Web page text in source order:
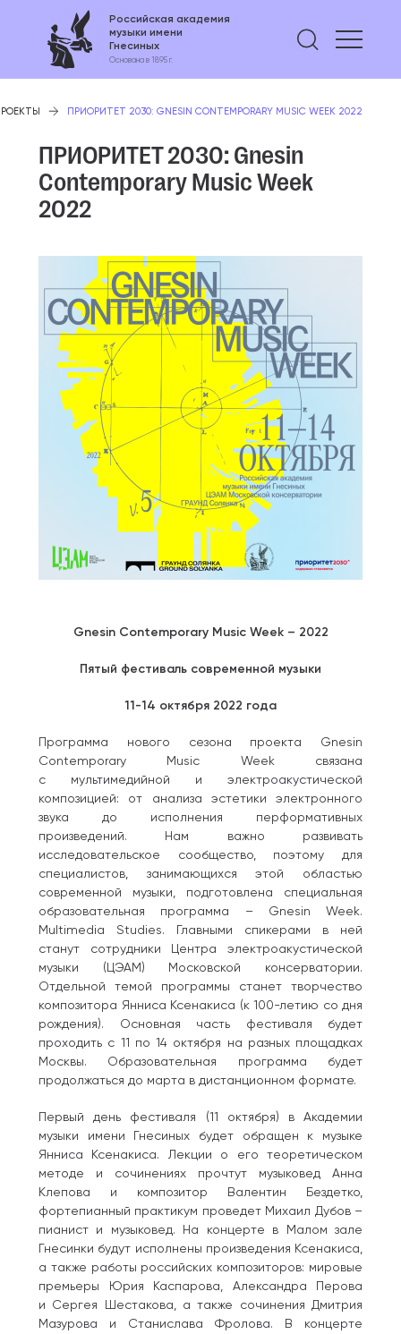
Российская академия
музыки имени
Гнесиных
Основана в 1895 г.
Найти
ПРИОРИТЕТ 2030: GNESIN CONTEMPORARY MUSIC WEEK 2022
ПРИОРИТЕТ 2030: Gnesin
Contemporary Music Week
2022
Gnesin Contemporary Music Week – 2022
Пятый фестиваль современной музыки
11-14 октября 2022 года
Программа нового сезона проекта Gnesin
Contemporary Music Week связана
с мультимедийной и электроакустической
композицией: от анализа эстетики электронного
звука до исполнения перформативных
произведений. Нам важно развивать
исследовательское сообщество, поэтому для
специалистов, занимающихся этой областью
современной музыки, подготовлена специальная
образовательная программа – Gnesin Week.
Multimedia Studies. Главными спикерами в ней
станут сотрудники Центра электроакустической
музыки (ЦЭАМ) Московской консерватории.
Отдельной темой программы станет творчество
композитора Янниса Ксенакиса (к 100-летию со дня
рождения). Основная часть фестиваля будет
проходить с 11 по 14 октября на разных площадках
Москвы. Образовательная программа будет
продолжаться до марта в дистанционном формате.
Первый день фестиваля (11 октября) в Академии
музыки имени Гнесиных будет обращен к музыке
Янниса Ксенакиса. Лекции о его теоретическом
методе и сочинениях прочтут музыковед Анна
Клепова и композитор Валентин Бездетко,
фортепианный практикум проведет Михаил Дубов –
пианист и музыковед. На концерте в Малом зале
Гнесинки будут исполнены произведения Ксенакиса,
а также работы российских композиторов: мировые
премьеры Юрия Каспарова, Александра Перова
и Сергея Шестакова, а также сочинения Дмитрия
Мазурова и Станислава Фролова. В концерте